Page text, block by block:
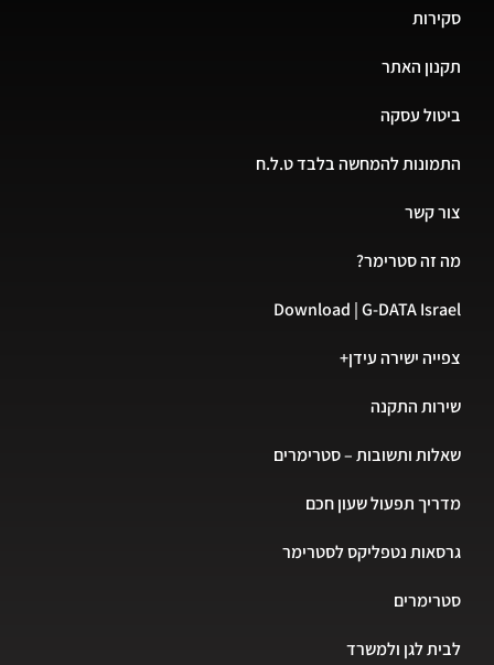
סקירות
תקנון האתר
ביטול עסקה
התמונות להמחשה בלבד ט.ל.ח
צור קשר
מה זה סטרימר?
Download | G-DATA Israel
צפייה ישירה עידן+
שירות התקנה
שאלות ותשובות – סטרימרים
מדריך תפעול שעון חכם
גרסאות נטפליקס לסטרימר
סטרימרים
לבית לגן ולמשרד